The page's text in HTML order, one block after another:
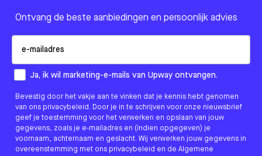
Ontvang de beste aanbiedingen en persoonlijk advies
How would you like to hear from us?
Ja, ik wil marketing-e-mails van Upway ontvangen.
Bevestig door het vakje aan te vinken dat je kennis hebt genomen
van ons privacybeleid. Door je in te schrijven voor onze nieuwsbrief
geef je toestemming voor het verwerken en opslaan van jouw
gegevens, zoals je e-mailadres en (indien opgegeven) je
voornaam, achternaam en geslacht. Wij verwerken jouw gegevens in
overeenstemming met ons privacybeleid en de Algemene